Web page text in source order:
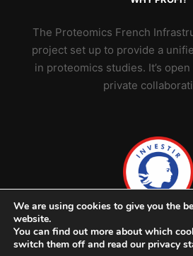
The Proteomics French
project set up to provide a
in proteomics studies. It’s
private
We are using cookies to give you the
website.
You can find out more about which
switch them off and read our privacy